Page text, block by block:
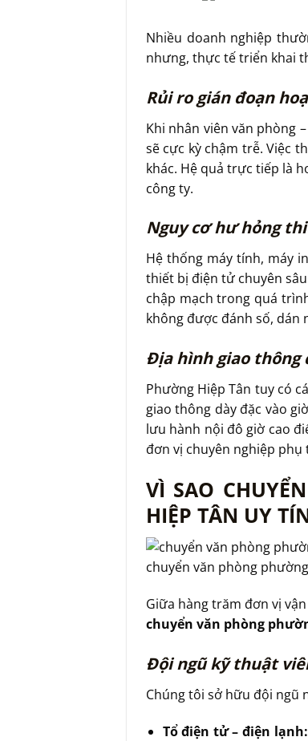
Nhiều doanh nghiệp
nhưng, thực tế triển khai
Rủi ro gián đoạn
Khi nhân viên văn phòng
sẽ cực kỳ chậm trễ. Việc
khác. Hệ quả trực tiếp là
công ty.
Nguy cơ hư hỏng
Hệ thống máy tính, máy
thiết bị điện tử chuyên
chập mạch trong quá
không được đánh số, dán
Địa hình giao thông
Phường Hiệp Tân tuy có
giao thông dày đặc vào
lưu hành nội đô giờ cao
đơn vị chuyên nghiệp phụ
VÌ SAO
HIỆP TÂN UY
chuyển văn phòng
Giữa hàng trăm đơn vị
chuyển văn phòng
Đội ngũ kỹ thuật
Chúng tôi sở hữu đội ngũ
Tổ điện tử – điện lạnh: